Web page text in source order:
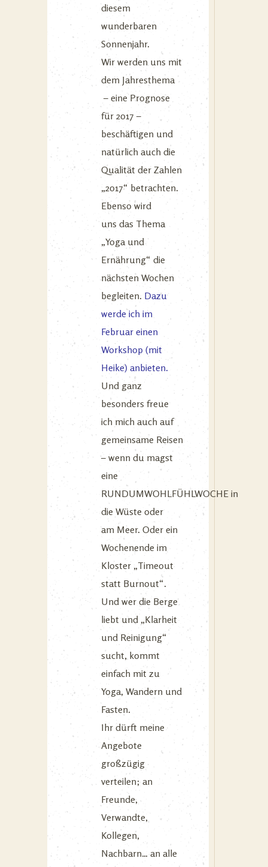
diesem
wunderbaren
Sonnenjahr.
Wir werden uns mit
dem Jahresthema
– eine Prognose
für 2017 –
beschäftigen und
natürlich auch die
Qualität der Zahlen
„2017“ betrachten.
Ebenso wird
uns das Thema
„Yoga und
Ernährung“ die
nächsten Wochen
begleiten. Dazu
werde ich im
Februar einen
Workshop (mit
Heike) anbieten.
Und ganz
besonders freue
ich mich auch auf
gemeinsame Reisen
– wenn du magst
eine
RUNDUMWOHLFÜHLWOCHE in
die Wüste oder
am Meer. Oder ein
Wochenende im
Kloster „Timeout
statt Burnout“.
Und wer die Berge
liebt und „Klarheit
und Reinigung“
sucht, kommt
einfach mit zu
Yoga, Wandern und
Fasten.
Ihr dürft meine
Angebote
großzügig
verteilen; an
Freunde,
Verwandte,
Kollegen,
Nachbarn… an alle